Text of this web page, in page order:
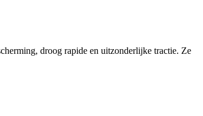
droog rapide en uitzonderlijke tractie. Ze